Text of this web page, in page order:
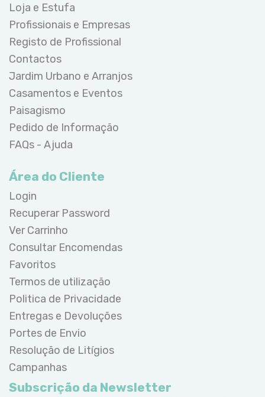
Loja e Estufa
Profissionais e Empresas
Registo de Profissional
Contactos
Jardim Urbano e Arranjos
Casamentos e Eventos
Paisagismo
Pedido de Informação
FAQs - Ajuda
Área do Cliente
Login
Recuperar Password
Ver Carrinho
Consultar Encomendas
Favoritos
Termos de utilização
Politica de Privacidade
Entregas e Devoluções
Portes de Envio
Resolução de Litígios
Campanhas
Subscrição da Newsletter